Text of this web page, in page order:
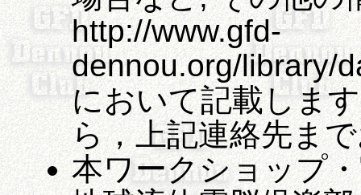
http://www.gfd-
dennou.org/library/
において記載しま
ら，上記連絡先ま
本ワークショップ